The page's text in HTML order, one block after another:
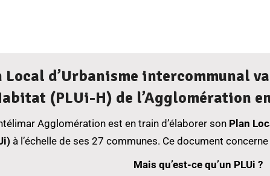
Local d’Urbanisme intercommunal
(PLUi-H) de l’Agglomération
Agglomération est en train d’élaborer son Plan
à l’échelle de ses 27 communes. Ce document
Mais qu’est-ce qu’un PLUi ?